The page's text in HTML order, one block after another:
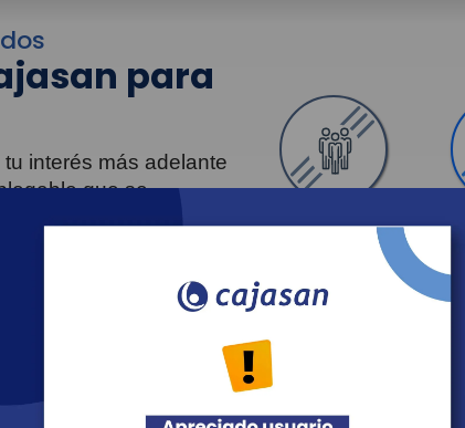
para
interés más adelante
que se
Personas
Revista Fácil Vivir
Agéndate Noticias